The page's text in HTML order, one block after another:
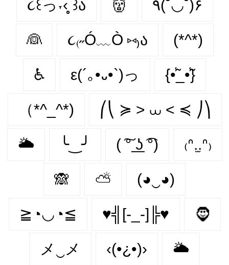
૮꒰っ˕‹̥̥̥ ꒱ა 👹 ٩(˘◡˘)۶
👰 ૮₍˶Ó﹏Ò ⑅₎ა (*^*)
♿ ε(´｡•᎑•`)っ {•̃̾_•̃̾}
（*^_^*) ⎛⎝ ≽ > ⩊ < ≼ ⎠⎞
🌥 ╰‿╯ ( ͠° ͟ʖ ͡°) ₍ᐢ.̫.ᐢ₎
🙈 ⛅ (◕‿◕)
≧◔◡◔≦ ♥╣[-_-]╠♥ 🧔‍
メ‿メ ‹(•¿•)› 🌥️